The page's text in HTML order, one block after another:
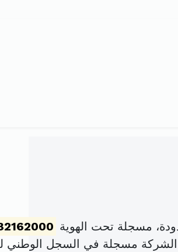
مسجلة تحت الهوية
الشركة مسجلة في السجل الوطني